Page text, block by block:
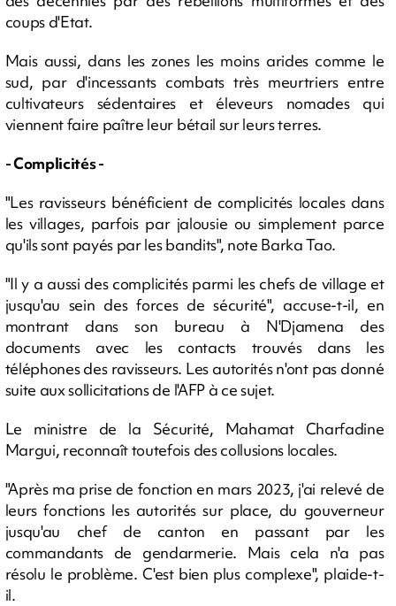
coups d'Etat.
Mais aussi, dans les zones les moins arides comme le
sud, par d'incessants combats très meurtriers entre
cultivateurs sédentaires et éleveurs nomades qui
viennent faire paître leur bétail sur leurs terres.
- Complicités -
"Les ravisseurs bénéficient de complicités locales dans
les villages, parfois par jalousie ou simplement parce
qu'ils sont payés par les bandits", note Barka Tao.
"Il y a aussi des complicités parmi les chefs de village et
jusqu'au sein des forces de sécurité", accuse-t-il, en
montrant dans son bureau à N'Djamena des
documents avec les contacts trouvés dans les
téléphones des ravisseurs. Les autorités n'ont pas donné
suite aux sollicitations de l'AFP à ce sujet.
Le ministre de la Sécurité, Mahamat Charfadine
Margui, reconnaît toutefois des collusions locales.
"Après ma prise de fonction en mars 2023, j'ai relevé de
leurs fonctions les autorités sur place, du gouverneur
jusqu'au chef de canton en passant par les
commandants de gendarmerie. Mais cela n'a pas
résolu le problème. C'est bien plus complexe", plaide-t-
il.